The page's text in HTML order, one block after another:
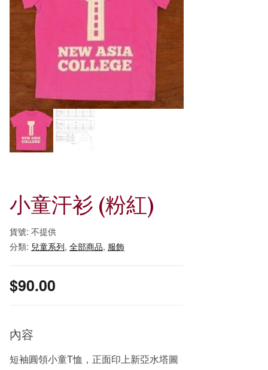
小童汗衫 (粉紅)
貨號: 不提供
分類: 兒童系列, 全部商品, 服飾
$90.00
內容
短袖圓領小童T恤，正面印上新亞水塔圖